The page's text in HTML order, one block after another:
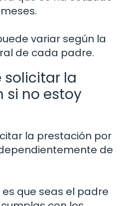
variar según la
de cada padre.
solicitar la
si no estoy
la prestación por
de
que seas el padre